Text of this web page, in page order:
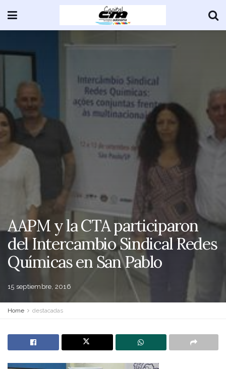
AAPM y la CTA participaron
del Intercambio Sindical Redes
Químicas en San Pablo
15 septiembre, 2016
Home destacadas